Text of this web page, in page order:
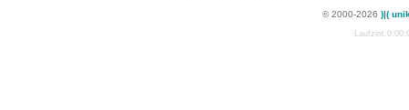
© 2000-2026 )|(